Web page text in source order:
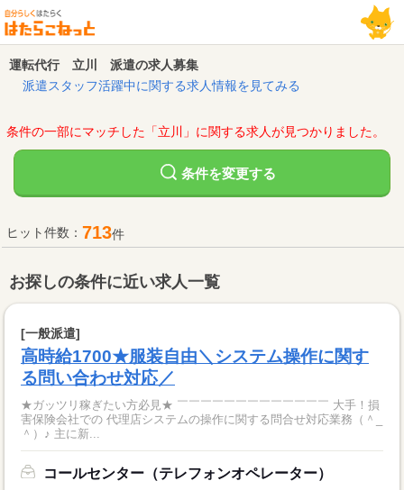
運転代行 立川 派遣の求人募集
派遣スタッフ活躍中に関する求人情報を見てみる
条件の一部にマッチした「立川」に関する求人が見つかりました。
条件を変更する
ヒット件数： 713件
お探しの条件に近い求人一覧
[一般派遣]
高時給1700★服装自由＼システム操作に関す
る問い合わせ対応／
★ガッツリ稼ぎたい方必見★ ￣￣￣￣￣￣￣￣￣￣￣￣￣ 大手！損
害保険会社での 代理店システムの操作に関する問合せ対応業務（＾_
＾）♪ 主に新...
コールセンター（テレフォンオペレーター）